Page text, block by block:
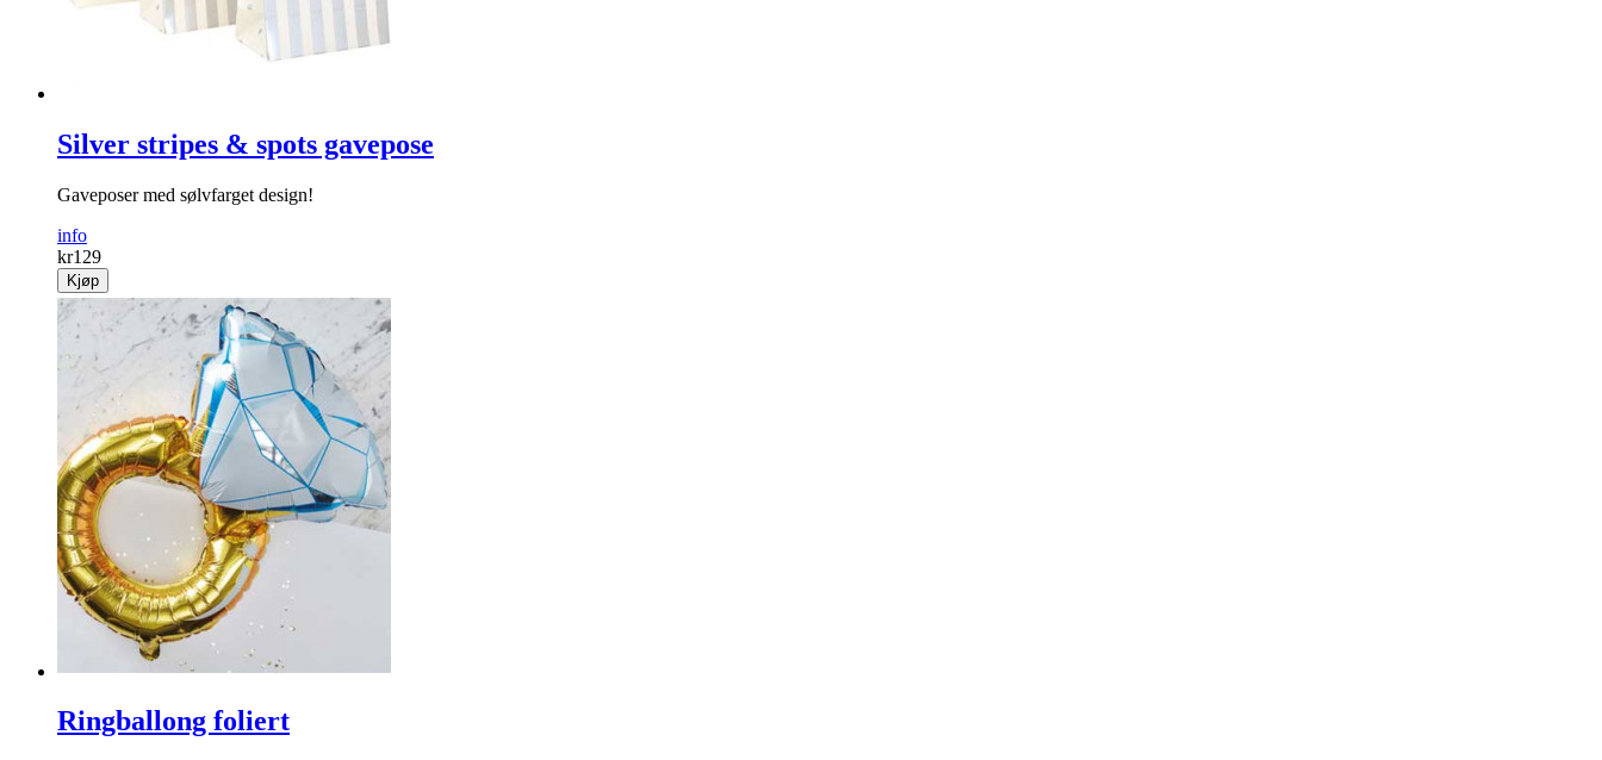
Silver stripes & spots gavepose
Gaveposer med sølvfarget design!
info
kr129
Kjøp
Ringballong foliert